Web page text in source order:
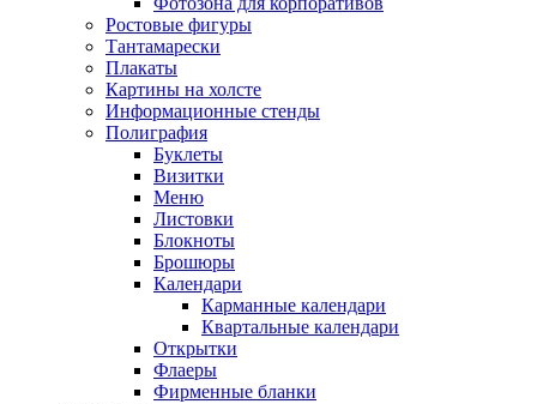
Ростовые фигуры
Тантамарески
Плакаты
Картины на холсте
Информационные стенды
Полиграфия
Буклеты
Визитки
Меню
Листовки
Блокноты
Брошюры
Календари
Карманные календари
Квартальные календари
Открытки
Флаеры
Фирменные бланки